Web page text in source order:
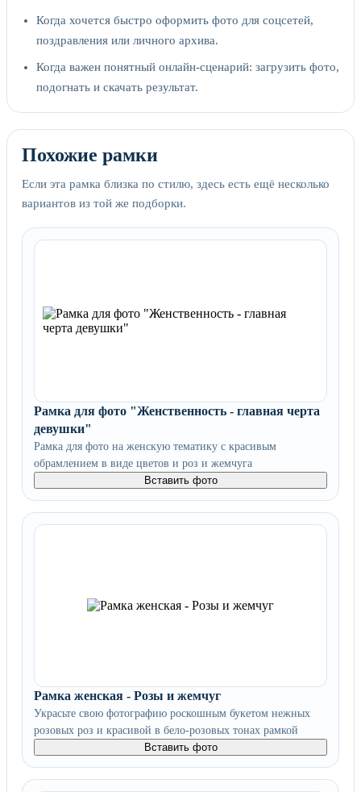
Когда хочется быстро оформить фото для соцсетей,
поздравления или личного архива.
Когда важен понятный онлайн-сценарий: загрузить фото,
подогнать и скачать результат.
Похожие рамки
Если эта рамка близка по стилю, здесь есть ещё несколько
вариантов из той же подборки.
Рамка для фото "Женственность - главная черта
девушки"
Рамка для фото на женскую тематику с красивым
обрамлением в виде цветов и роз и жемчуга
Вставить фото
Рамка женская - Розы и жемчуг
Украсьте свою фотографию роскошным букетом нежных
розовых роз и красивой в бело-розовых тонах рамкой
Вставить фото